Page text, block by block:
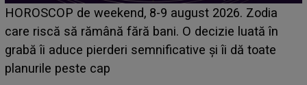
Emanuel a ținut ACEST DETALIU ASCUNS până
acum! În fața Alexandrei, concurentul din Casa Iubirii
face o MĂRTURISIRE NEAȘTEPTATĂ despre mama
sa: "I-am spus și ei în față, eu nu te iubesc pentru